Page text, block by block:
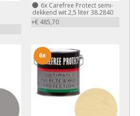
6xCarefree Protect semi-
dekkend wit 2,5 liter 38.2840
+€ 485,70
6x